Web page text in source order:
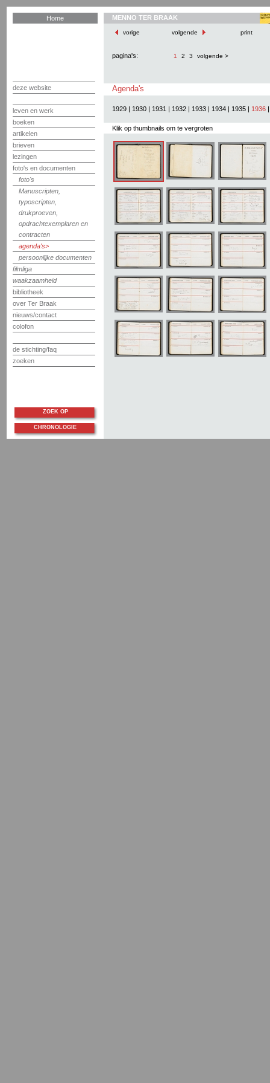
Home
deze website
leven en werk
boeken
artikelen
brieven
lezingen
foto's en documenten
foto's
Manuscripten,
typoscripten,
drukproeven,
opdrachtexemplaren en
contracten
agenda's
persoonlijke documenten
filmliga
waakzaamheid
bibliotheek
over Ter Braak
nieuws/contact
colofon
de stichting/faq
zoeken
MENNO TER BRAAK
vorige volgende print
pagina's: 1 2 3 volgende >
Agenda's
1929 | 1930 | 1931 | 1932 | 1933 | 1934 | 1935 | 1936
Klik op thumbnails om te vergroten
ZOEK OP
CHRONOLOGIE